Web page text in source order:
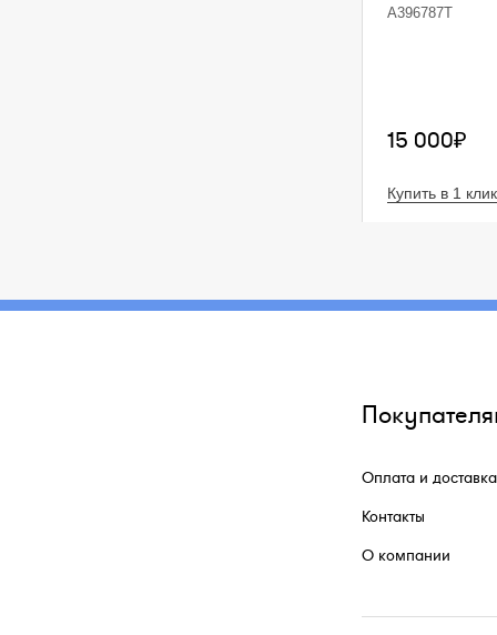
A396787T
15 000₽
Купить в 1 клик
Оплата и доставка
Контакты
О компании